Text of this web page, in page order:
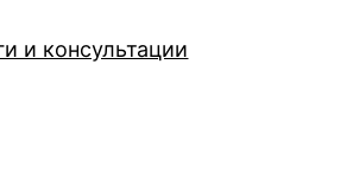
и консультации